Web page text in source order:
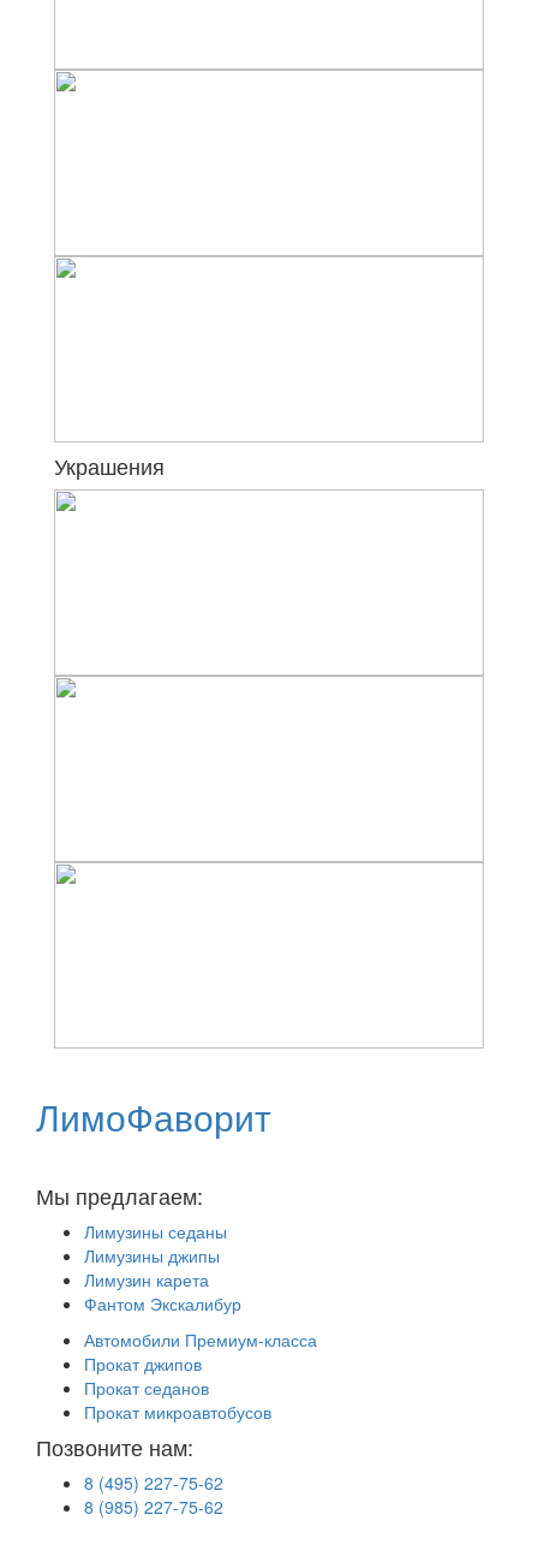
Украшения
ЛимоФаворит
Мы предлагаем:
Лимузины седаны
Лимузины джипы
Лимузин карета
Фантом Экскалибур
Автомобили Премиум-класса
Прокат джипов
Прокат седанов
Прокат микроавтобусов
Позвоните нам:
8 (495) 227-75-62
8 (985) 227-75-62